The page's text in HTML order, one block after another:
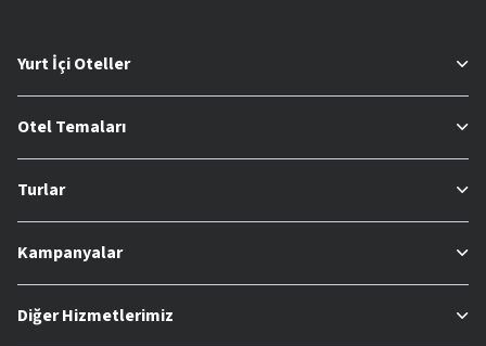
Yurt İçi Oteller
Otel Temaları
Turlar
Kampanyalar
Diğer Hizmetlerimiz